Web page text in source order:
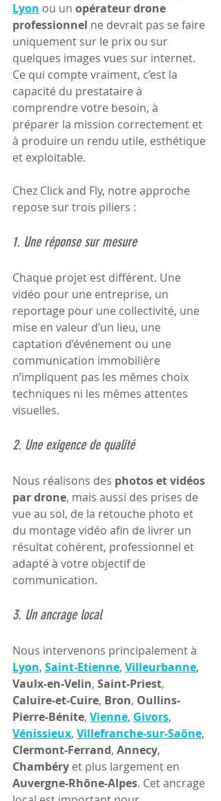
Lyon ou un opérateur drone
professionnel ne devrait pas se faire
uniquement sur le prix ou sur
quelques images vues sur internet.
Ce qui compte vraiment, c’est la
capacité du prestataire à
comprendre votre besoin, à
préparer la mission correctement et
à produire un rendu utile, esthétique
et exploitable.
Chez Click and Fly, notre approche
repose sur trois piliers :
1. Une réponse sur mesure
Chaque projet est différent. Une
vidéo pour une entreprise, un
reportage pour une collectivité, une
mise en valeur d’un lieu, une
captation d’événement ou une
communication immobilière
n’impliquent pas les mêmes choix
techniques ni les mêmes attentes
visuelles.
2. Une exigence de qualité
Nous réalisons des photos et vidéos
par drone, mais aussi des prises de
vue au sol, de la retouche photo et
du montage vidéo afin de livrer un
résultat cohérent, professionnel et
adapté à votre objectif de
communication.
3. Un ancrage local
Nous intervenons principalement à
Lyon, Saint-Etienne, Villeurbanne,
Vaulx-en-Velin, Saint-Priest,
Caluire-et-Cuire, Bron, Oullins-
Pierre-Bénite, Vienne, Givors,
Vénissieux, Villefranche-sur-Saône,
Clermont-Ferrand, Annecy,
Chambéry et plus largement en
Auvergne-Rhône-Alpes. Cet ancrage